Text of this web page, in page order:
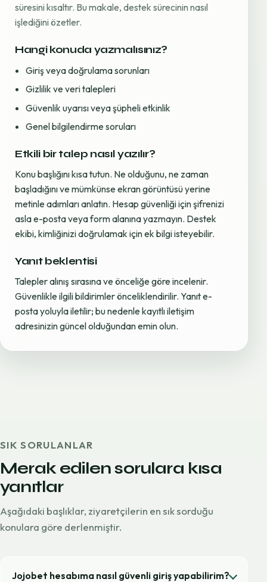
süresini kısaltır. Bu makale, destek sürecinin nasıl
işlediğini özetler.
Hangi konuda yazmalısınız?
Giriş veya doğrulama sorunları
Gizlilik ve veri talepleri
Güvenlik uyarısı veya şüpheli etkinlik
Genel bilgilendirme soruları
Etkili bir talep nasıl yazılır?
Konu başlığını kısa tutun. Ne olduğunu, ne zaman
başladığını ve mümkünse ekran görüntüsü yerine
metinle adımları anlatın. Hesap güvenliği için şifrenizi
asla e-posta veya form alanına yazmayın. Destek
ekibi, kimliğinizi doğrulamak için ek bilgi isteyebilir.
Yanıt beklentisi
Talepler alınış sırasına ve önceliğe göre incelenir.
Güvenlikle ilgili bildirimler önceliklendirilir. Yanıt e-
posta yoluyla iletilir; bu nedenle kayıtlı iletişim
adresinizin güncel olduğundan emin olun.
SIK SORULANLAR
Merak edilen sorulara kısa
yanıtlar
Aşağıdaki başlıklar, ziyaretçilerin en sık sorduğu
konulara göre derlenmiştir.
Jojobet hesabıma nasıl güvenli giriş yapabilirim?